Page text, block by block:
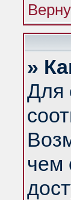
»
Для
чем